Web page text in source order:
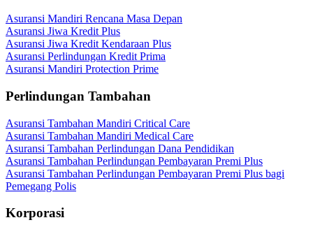
Asuransi Mandiri Rencana Masa Depan
Asuransi Jiwa Kredit Plus
Asuransi Jiwa Kredit Kendaraan Plus
Asuransi Perlindungan Kredit Prima
Asuransi Mandiri Protection Prime
Perlindungan Tambahan
Asuransi Tambahan Mandiri Critical Care
Asuransi Tambahan Mandiri Medical Care
Asuransi Tambahan Perlindungan Dana Pendidikan
Asuransi Tambahan Perlindungan Pembayaran Premi Plus
Asuransi Tambahan Perlindungan Pembayaran Premi Plus bagi
Pemegang Polis
Korporasi